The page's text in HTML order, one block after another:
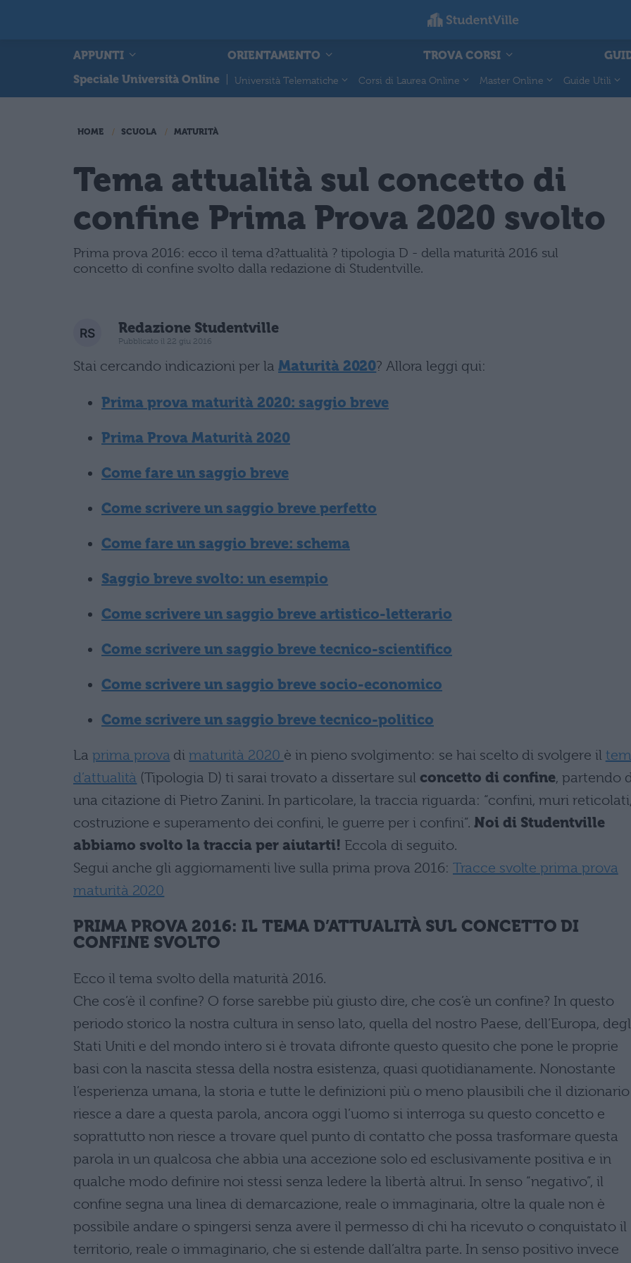
APPUNTI ORIENTAMENTO TROVA CORSI
Speciale Università Online
Università Telematiche Corsi di Laurea Online Master Online Guide Utili
HOME SCUOLA MATURITÀ
Tema attualità sul concetto di
confine Prima Prova 2020 svolto
Prima prova 2016: ecco il tema d?attualità ? tipologia D - della maturità 2016 sul
concetto di confine svolto dalla redazione di Studentville.
Redazione Studentville
Pubblicato il 22 giu 2016
Stai cercando indicazioni per la Maturità 2020? Allora leggi qui:
Prima prova maturità 2020: saggio breve
Prima Prova Maturità 2020
Come fare un saggio breve
Come scrivere un saggio breve perfetto
Come fare un saggio breve: schema
Saggio breve svolto: un esempio
Come scrivere un saggio breve artistico-letterario
Come scrivere un saggio breve tecnico-scientifico
Come scrivere un saggio breve socio-economico
Come scrivere un saggio breve tecnico-politico
La prima prova dimaturità 2020 è in pieno svolgimento: se hai scelto di svolgere il
d’attualità (Tipologia D) ti sarai trovato a dissertare sulconcetto di confine, partendo
una citazione di Pietro Zanini. In particolare, la traccia riguarda: “confini, muri
costruzione e superamento dei confini, le guerre per i confini”. Noi di Studentville
abbiamo svolto la traccia per aiutarti! Eccola di seguito.
Segui anche gli aggiornamenti live sulla prima prova 2016: Tracce svolte prima prova
maturità 2020
PRIMA PROVA 2016: IL TEMA D’ATTUALITÀ SUL CONCETTO DI
CONFINE SVOLTO
Ecco il tema svolto della maturità 2016.
Che cos’è il confine? O forse sarebbe più giusto dire, che cos’è un confine? In questo
periodo storico la nostra cultura in senso lato, quella del nostro Paese, dell’Europa,
Stati Uniti e del mondo intero si è trovata difronte questo quesito che pone le proprie
basi con la nascita stessa della nostra esistenza, quasi quotidianamente. Nonostante
l’esperienza umana, la storia e tutte le definizioni più o meno plausibili che il dizionario
riesce a dare a questa parola, ancora oggi l’uomo si interroga su questo concetto e
soprattutto non riesce a trovare quel punto di contatto che possa trasformare questa
parola in un qualcosa che abbia una accezione solo ed esclusivamente positiva e in
qualche modo definire noi stessi senza ledere la libertà altrui. In senso “negativo”, il
confine segna una linea di demarcazione, reale o immaginaria, oltre la quale non è
possibile andare o spingersi senza avere il permesso di chi ha ricevuto o conquistato il
territorio, reale o immaginario, che si estende dall’altra parte. In senso positivo invece